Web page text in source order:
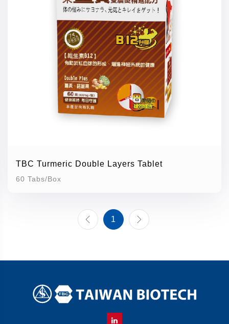
TBC Turmeric Double Layers Tablet
60 Tabs/Box
1